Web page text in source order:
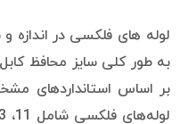
لوله های فلکسی در اندازه
به طور کلی سایز محافظ
بر اساس استانداردهای